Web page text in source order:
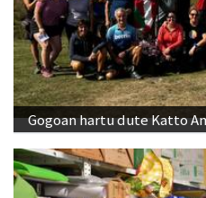
Gogoan hartu dute Katto